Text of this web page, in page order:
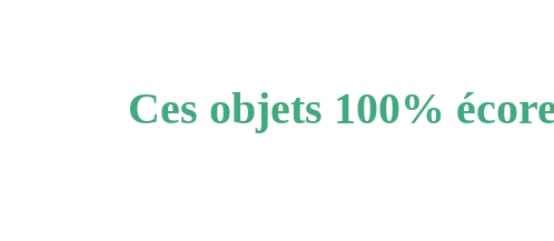
Ces objets 100%